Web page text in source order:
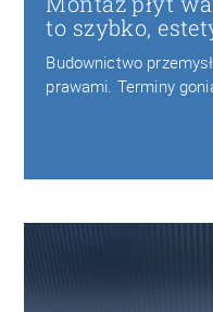
to szybko,
Budownictwo
prawami. Terminy